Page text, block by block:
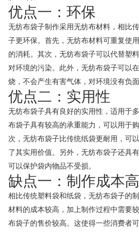
优点一：环保
无纺布袋子制作采用无纺布材料，相比
子更环保。首先，无纺布材料可重复使
的消耗。其次，无纺布袋子可以代替塑
对环境的污染。此外，无纺布袋子可以
烧，不会产生有害气体，对环境没有负面
优点二：实用性
无纺布袋子具有良好的实用性，适用于
布袋子具有较高的承重能力，可以用于
次，无纺布袋子比传统纸袋更耐用，可
了其实用价值。另外，无纺布袋子还具
可以保护袋内物品不受损。
缺点一：制作成本高
相比传统塑料袋和纸袋，无纺布袋子的
材料的成本较高，加上制作过程中需要
布袋子的售价较高。这使得一些消费者